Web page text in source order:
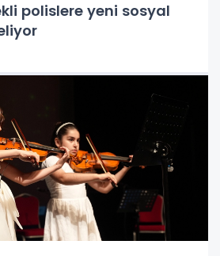
polislere yeni sosyal